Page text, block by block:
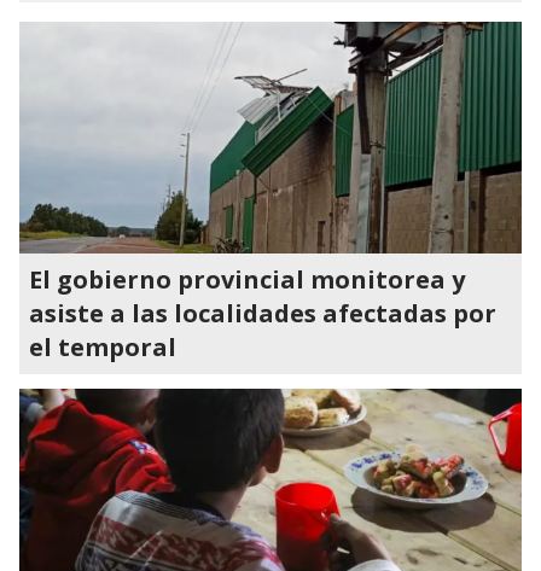
El gobierno provincial monitorea y
asiste a las localidades afectadas por
el temporal